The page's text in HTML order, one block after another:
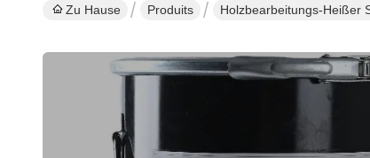
Zu Hause Produits Holzbearbeitungs-Heißer